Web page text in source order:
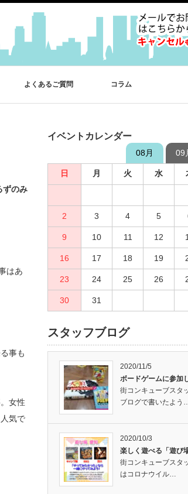
よくあるご質問 コラム
ずのみ
はあ
事も
女性
気で
イベントカレンダー
08月 09
日 月 火 水
2 3 4 5
9 10 11 12
16 17 18 19
23 24 25 26
30 31
日 月 火 水
6 7 8 9
13 14 15 16
20 21 22 23
27 28 29 30
スタッフブログ
2020/11/5
ボードゲームに参
街コンキューブスタ
ブログで書いたよう
2020/10/3
楽しく遊べる「遊
街コンキューブスタ
はコロナウイル…